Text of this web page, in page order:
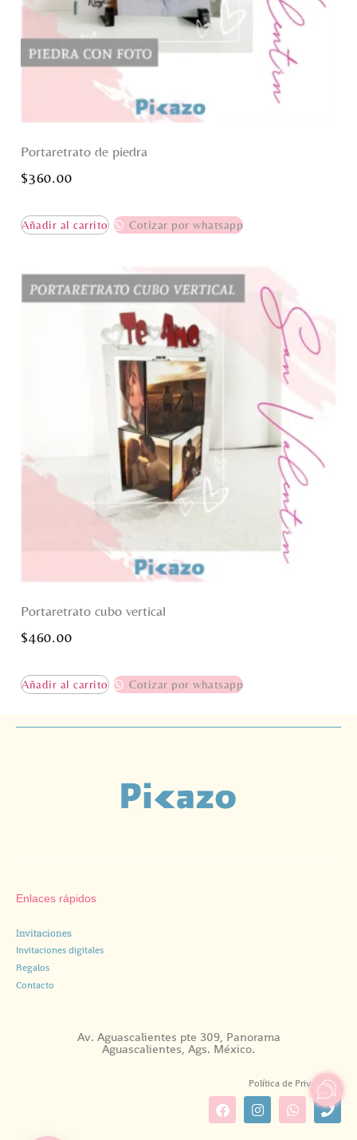
Portaretrato de piedra
$360.00
Añadir al carrito Cotizar por whatsapp
Portaretrato cubo vertical
$460.00
Añadir al carrito Cotizar por whatsapp
Enlaces rápidos
Invitaciones
Invitaciones digitales
Regalos
Contacto
Av. Aguascalientes pte 309, Panorama
Aguascalientes, Ags. México.
Política de Privacidad.